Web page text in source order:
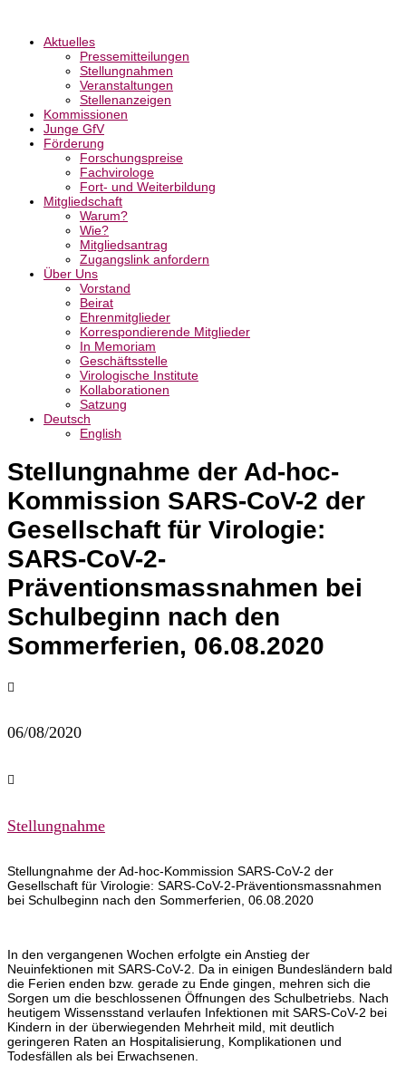
Aktuelles
Pressemitteilungen
Stellungnahmen
Veranstaltungen
Stellenanzeigen
Kommissionen
Junge GfV
Förderung
Forschungspreise
Fachvirologe
Fort- und Weiterbildung
Mitgliedschaft
Warum?
Wie?
Mitgliedsantrag
Zugangslink anfordern
Über Uns
Vorstand
Beirat
Ehrenmitglieder
Korrespondierende Mitglieder
In Memoriam
Geschäftsstelle
Virologische Institute
Kollaborationen
Satzung
Deutsch
English
Stellungnahme der Ad-hoc-
Kommission SARS-CoV-2 der
Gesellschaft für Virologie:
SARS-CoV-2-
Präventionsmassnahmen bei
Schulbeginn nach den
Sommerferien, 06.08.2020

06/08/2020

Stellungnahme
Stellungnahme der Ad-hoc-Kommission SARS-CoV-2 der
Gesellschaft für Virologie: SARS-CoV-2-Präventionsmassnahmen
bei Schulbeginn nach den Sommerferien, 06.08.2020
In den vergangenen Wochen erfolgte ein Anstieg der
Neuinfektionen mit SARS-CoV-2. Da in einigen Bundesländern bald
die Ferien enden bzw. gerade zu Ende gingen, mehren sich die
Sorgen um die beschlossenen Öffnungen des Schulbetriebs. Nach
heutigem Wissensstand verlaufen Infektionen mit SARS-CoV-2 bei
Kindern in der überwiegenden Mehrheit mild, mit deutlich
geringeren Raten an Hospitalisierung, Komplikationen und
Todesfällen als bei Erwachsenen.